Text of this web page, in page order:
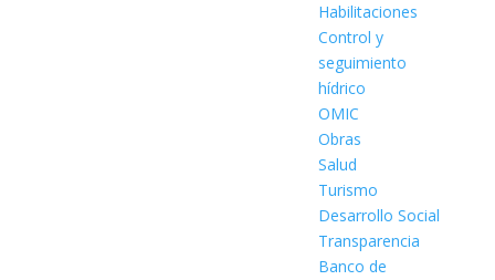
Habilitaciones
Control y
seguimiento
hídrico
OMIC
Obras
Salud
Turismo
Desarrollo Social
Transparencia
Banco de